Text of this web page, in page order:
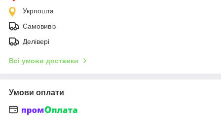
Укрпошта
Самовивіз
Делівері
Всі умови доставки
Умови оплати